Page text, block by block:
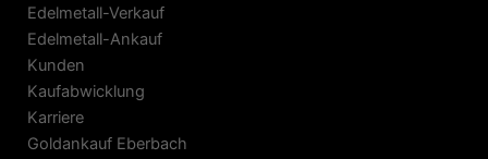
Edelmetall-Verkauf
Edelmetall-Ankauf
Kunden
Kaufabwicklung
Karriere
Goldankauf Eberbach